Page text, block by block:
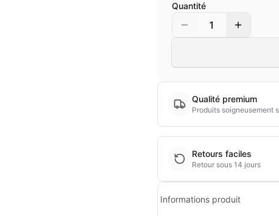
Quantité
1
Qualité premium
Produits soigneusement
Retours faciles
Retour sous 14 jours
Informations produit